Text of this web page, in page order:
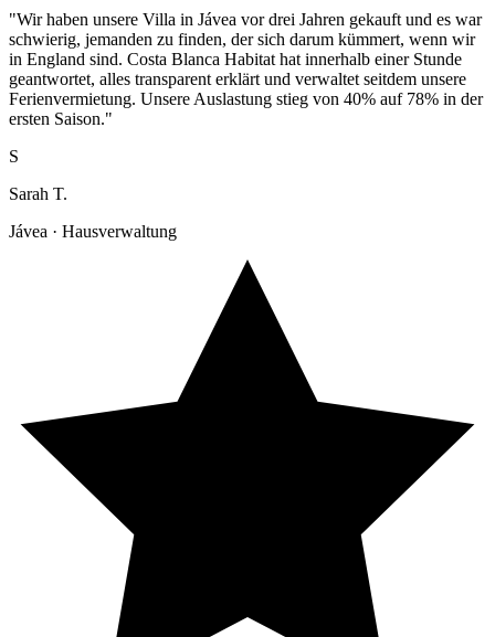
"Wir haben unsere Villa in Jávea vor drei Jahren gekauft und es war
schwierig, jemanden zu finden, der sich darum kümmert, wenn wir
in England sind. Costa Blanca Habitat hat innerhalb einer Stunde
geantwortet, alles transparent erklärt und verwaltet seitdem unsere
Ferienvermietung. Unsere Auslastung stieg von 40% auf 78% in der
ersten Saison."
S
Sarah T.
Jávea · Hausverwaltung